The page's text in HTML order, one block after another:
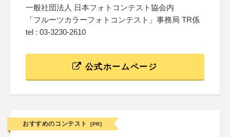
一般社団法人 日本フォトコンテスト協会内
「フルーツカラーフォトコンテスト」事務局 TR係
tel : 03-3230-2610
公式ホームページ
おすすめのコンテスト [PR]